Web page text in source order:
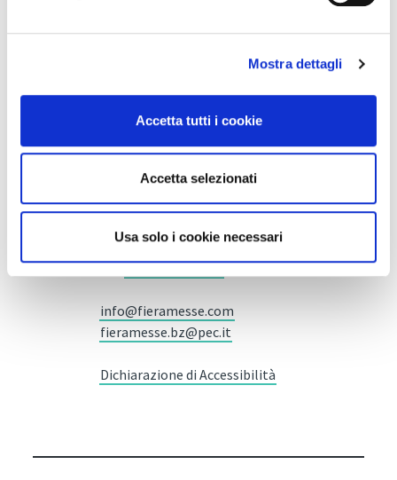
Mostra dettagli
Accetta tutti i cookie
Accetta selezionati
Usa solo i cookie necessari
Fiera Bolzano Spa
Piazza Fiera 1 —
39100 Bolzano BZ
Tel.+39 0471 516000
Fax.+39 0471 516111
info@fieramesse.com
fieramesse.bz@pec.it
Dichiarazione di Accessibilità